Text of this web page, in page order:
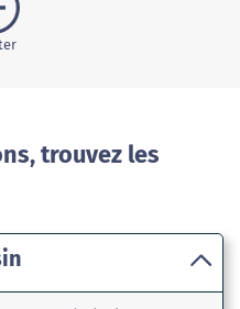
trouvez les